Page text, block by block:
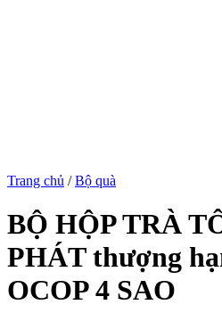
Trang chủ / Bộ quà
BỘ HỘP TRÀ
PHÁT thượng
OCOP 4 SAO